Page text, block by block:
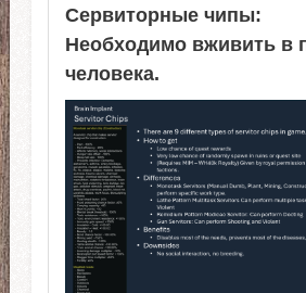
Сервиторные чипы:
Необходимо вживить в
человека.